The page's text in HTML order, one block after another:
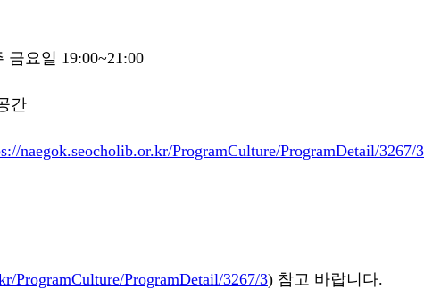
금요일 19:00~21:00
간
naegok.seocholib.or.kr/ProgramCulture/ProgramDetail/3267/3
ProgramCulture/ProgramDetail/3267/3) 참고 바랍니다.